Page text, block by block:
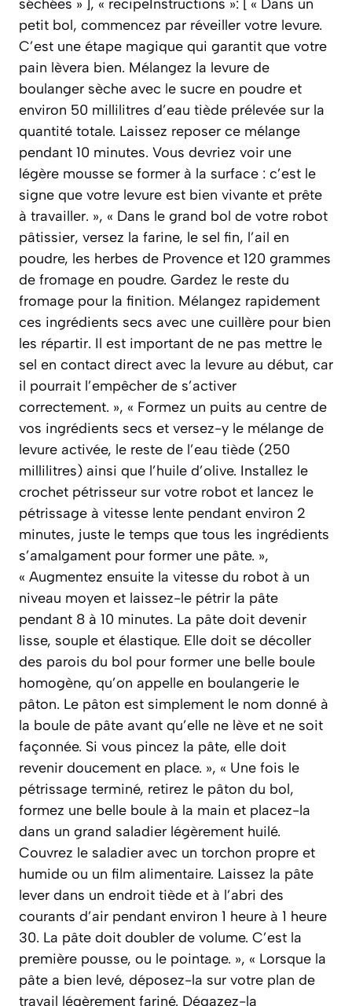
séchées » ], « recipeInstructions »: [ « Dans un
petit bol, commencez par réveiller votre levure.
C’est une étape magique qui garantit que votre
pain lèvera bien. Mélangez la levure de
boulanger sèche avec le sucre en poudre et
environ 50 millilitres d’eau tiède prélevée sur la
quantité totale. Laissez reposer ce mélange
pendant 10 minutes. Vous devriez voir une
légère mousse se former à la surface : c’est le
signe que votre levure est bien vivante et prête
à travailler. », « Dans le grand bol de votre robot
pâtissier, versez la farine, le sel fin, l’ail en
poudre, les herbes de Provence et 120 grammes
de fromage en poudre. Gardez le reste du
fromage pour la finition. Mélangez rapidement
ces ingrédients secs avec une cuillère pour bien
les répartir. Il est important de ne pas mettre le
sel en contact direct avec la levure au début, car
il pourrait l’empêcher de s’activer
correctement. », « Formez un puits au centre de
vos ingrédients secs et versez-y le mélange de
levure activée, le reste de l’eau tiède (250
millilitres) ainsi que l’huile d’olive. Installez le
crochet pétrisseur sur votre robot et lancez le
pétrissage à vitesse lente pendant environ 2
minutes, juste le temps que tous les ingrédients
s’amalgament pour former une pâte. »,
« Augmentez ensuite la vitesse du robot à un
niveau moyen et laissez-le pétrir la pâte
pendant 8 à 10 minutes. La pâte doit devenir
lisse, souple et élastique. Elle doit se décoller
des parois du bol pour former une belle boule
homogène, qu’on appelle en boulangerie le
pâton. Le pâton est simplement le nom donné à
la boule de pâte avant qu’elle ne lève et ne soit
façonnée. Si vous pincez la pâte, elle doit
revenir doucement en place. », « Une fois le
pétrissage terminé, retirez le pâton du bol,
formez une belle boule à la main et placez-la
dans un grand saladier légèrement huilé.
Couvrez le saladier avec un torchon propre et
humide ou un film alimentaire. Laissez la pâte
lever dans un endroit tiède et à l’abri des
courants d’air pendant environ 1 heure à 1 heure
30. La pâte doit doubler de volume. C’est la
première pousse, ou le pointage. », « Lorsque la
pâte a bien levé, déposez-la sur votre plan de
travail légèrement fariné. Dégazez-la